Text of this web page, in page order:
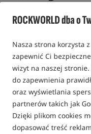
ROCKWORLD dba o
Nasza strona korzysta
zapewnić Ci
wizyt na naszej
do zapewnienia
oraz wyświetlania
partnerów takich jak
Dzięki plikom cookies
dopasować treść
Bestseller!